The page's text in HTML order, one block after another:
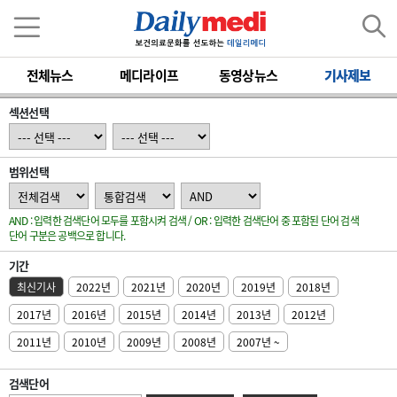
전체뉴스 메디라이프 동영상뉴스 기사제보
섹션선택
범위선택
AND : 입력한 검색단어 모두를 포함시켜 검색 / OR : 입력한 검색단어 중 포함된 단어 검색
단어 구분은 공백으로 합니다.
기간
최신기사 2022년 2021년 2020년 2019년
2018년
2017년
2016년 2015년 2014년 2013년
2012년
2011년
2010년 2009년 2008년 2007년 ~
검색단어